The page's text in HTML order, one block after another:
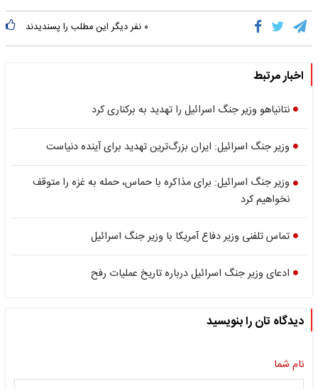
۰ نفر دیگر این مطلب را پسندیدند
اخبار مرتبط
نتانیاهو وزیر جنگ اسرائیل را تهدید به برکناری کرد
وزیر جنگ اسرائیل: ایران بزرگ‌ترین تهدید برای آینده دنیاست
وزیر جنگ اسرائیل: برای مذاکره با حماس، حمله به غزه را متوقف
نخواهیم کرد
تماس تلفنی وزیر دفاع آمریکا با وزیر جنگ اسرائیل
ادعای وزیر جنگ اسرائیل درباره تاریخ عملیات رفح
دیدگاه تان را بنویسید
نام شما